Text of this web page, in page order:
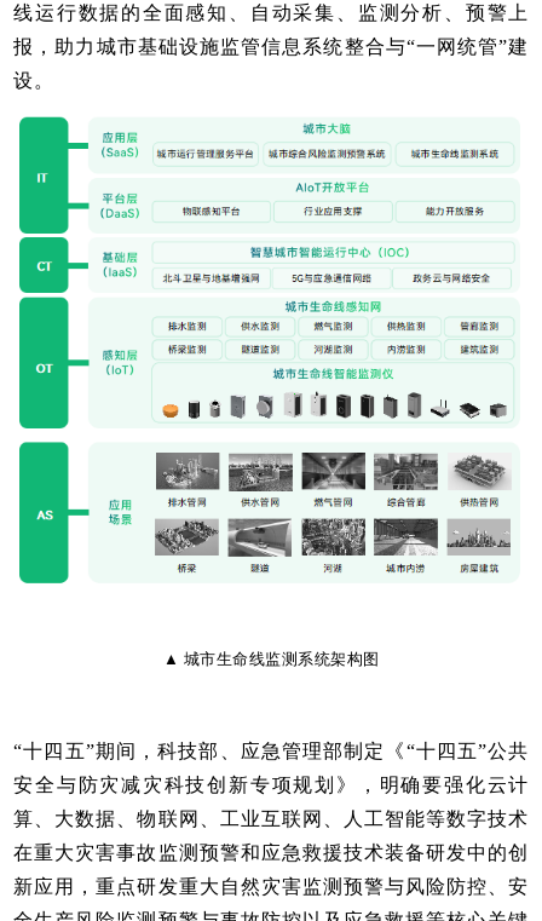
线运行数据的全面感知、自动采集、监测分析、预警上
报，助力城市基础设施监管信息系统整合与“一网统管”建
设。
▲ 城市生命线监测系统架构图
“十四五”期间，科技部、应急管理部制定《“十四五”公共
安全与防灾减灾科技创新专项规划》，明确要强化云计
算、大数据、物联网、工业互联网、人工智能等数字技术
在重大灾害事故监测预警和应急救援技术装备研发中的创
新应用，重点研发重大自然灾害监测预警与风险防控、安